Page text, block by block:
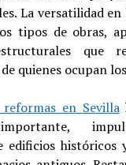
La versatilidad
tipos de obras,
que
quienes ocupan
reformas en Sevilla
importante,
edificios históricos